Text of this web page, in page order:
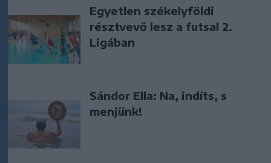
Egyetlen székelyföldi
résztvevő lesz a futsal 2.
Ligában
Sándor Ella: Na, indíts, s
menjünk!